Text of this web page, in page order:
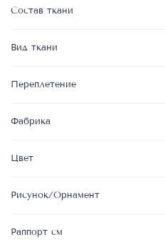
Состав ткани
Вид ткани
Переплетение
Фабрика
Цвет
Рисунок/Орнамент
Раппорт см